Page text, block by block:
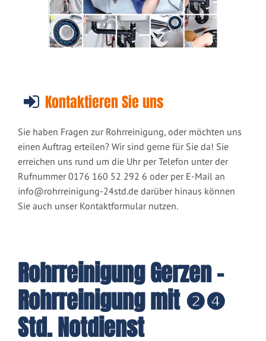
Kontaktieren Sie uns
Sie haben Fragen zur Rohrreinigung, oder möchten uns
einen Auftrag erteilen? Wir sind gerne für Sie da! Sie
erreichen uns rund um die Uhr per Telefon unter der
Rufnummer 0176 160 52 292 6 oder per E-Mail an
info@rohrreinigung-24std.de darüber hinaus können
Sie auch unser Kontaktformular nutzen.
Rohrreinigung Gerzen -
Rohrreinigung mit ❷❹
Std. Notdienst